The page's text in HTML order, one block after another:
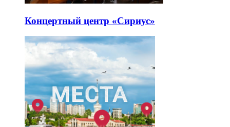
Концертный центр «Сириус»